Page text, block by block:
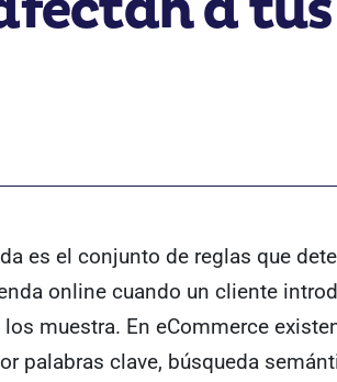
es el conjunto de reglas que
online cuando un cliente
muestra. En eCommerce
palabras clave, búsqueda